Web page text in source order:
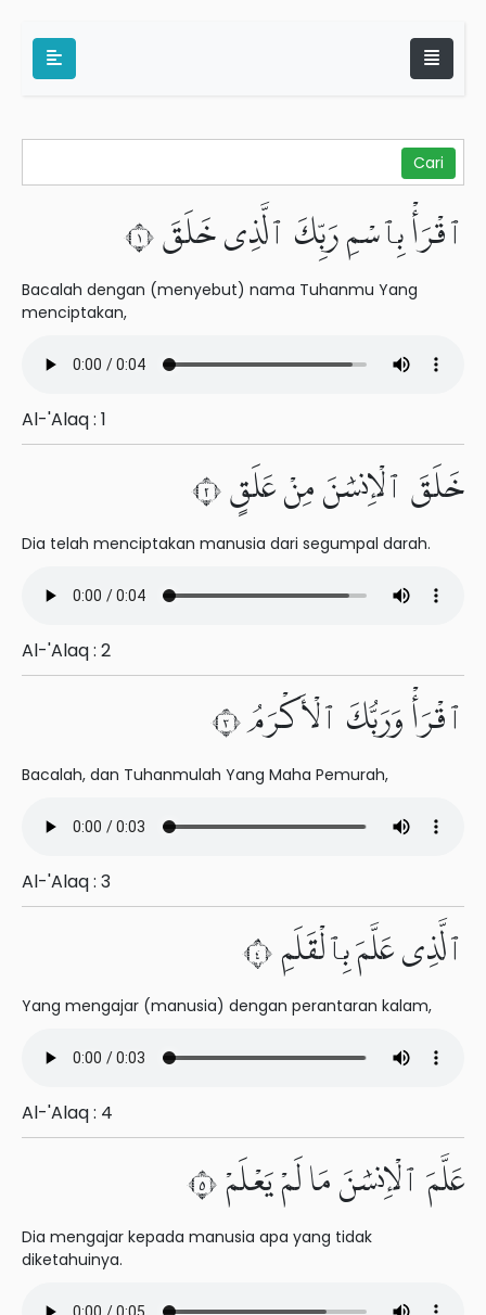
ٱقْرَأْ بِٱسْمِ رَبِّكَ ٱلَّذِى خَلَقَ ١
Bacalah dengan (menyebut) nama Tuhanmu Yang
menciptakan,
Al-'Alaq : 1
خَلَقَ ٱلْإِنسَٰنَ مِنْ عَلَقٍ ٢
Dia telah menciptakan manusia dari segumpal darah.
Al-'Alaq : 2
ٱقْرَأْ وَرَبُّكَ ٱلْأَكْرَمُ ٣
Bacalah, dan Tuhanmulah Yang Maha Pemurah,
Al-'Alaq : 3
ٱلَّذِى عَلَّمَ بِٱلْقَلَمِ ٤
Yang mengajar (manusia) dengan perantaran kalam,
Al-'Alaq : 4
عَلَّمَ ٱلْإِنسَٰنَ مَا لَمْ يَعْلَمْ ٥
Dia mengajar kepada manusia apa yang tidak
diketahuinya.